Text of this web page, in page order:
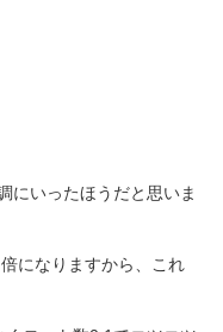
にいったほうだと思いま
になりますから、これ